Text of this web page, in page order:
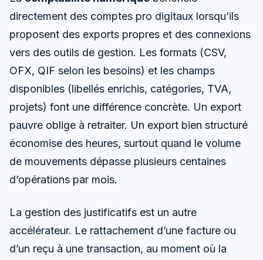
directement des comptes pro digitaux lorsqu’ils
proposent des exports propres et des connexions
vers des outils de gestion. Les formats (CSV,
OFX, QIF selon les besoins) et les champs
disponibles (libellés enrichis, catégories, TVA,
projets) font une différence concrète. Un export
pauvre oblige à retraiter. Un export bien structuré
économise des heures, surtout quand le volume
de mouvements dépasse plusieurs centaines
d’opérations par mois.
La gestion des justificatifs est un autre
accélérateur. Le rattachement d’une facture ou
d’un reçu à une transaction, au moment où la